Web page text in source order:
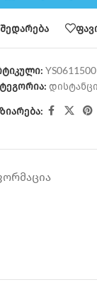
შედარება
YS0611500